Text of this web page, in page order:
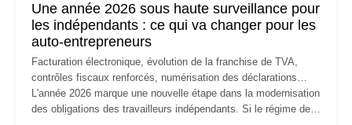
Une année 2026 sous haute surveillance pour
les indépendants : ce qui va changer pour les
auto-entrepreneurs
Facturation électronique, évolution de la franchise de TVA,
contrôles fiscaux renforcés, numérisation des déclarations…
L'année 2026 marque une nouvelle étape dans la modernisation
des obligations des travailleurs indépendants. Si le régime de